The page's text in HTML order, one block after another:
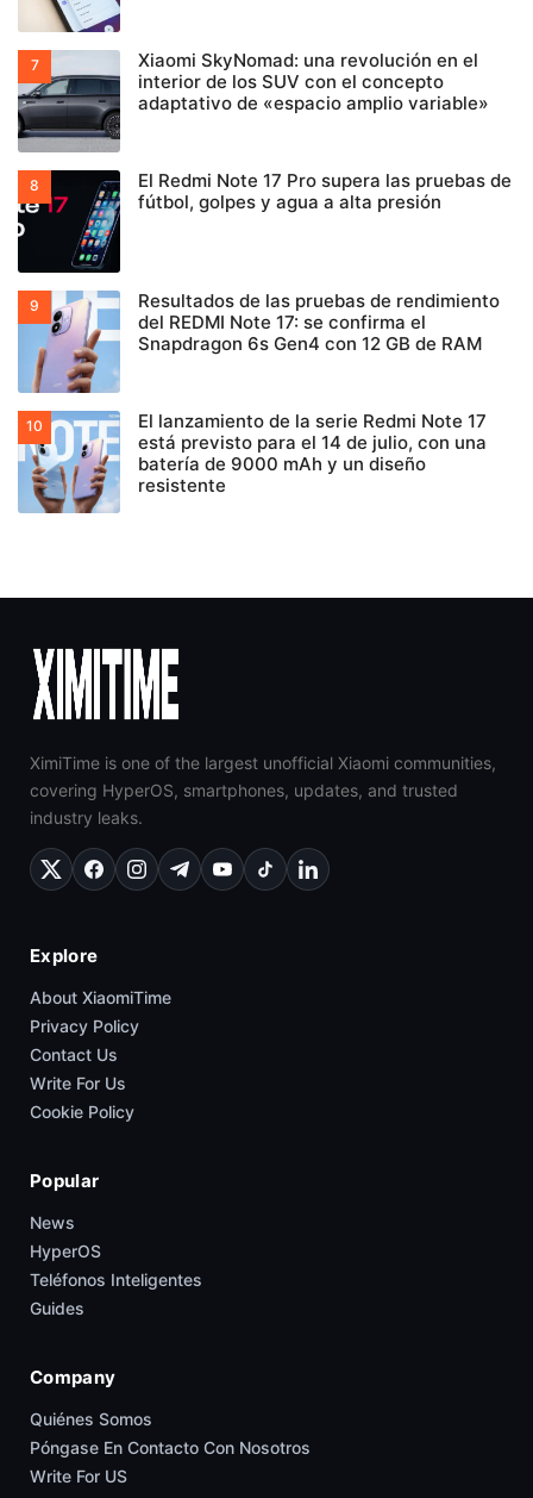
Xiaomi SkyNomad: una revolución en el
interior de los SUV con el concepto
adaptativo de «espacio amplio variable»
El Redmi Note 17 Pro supera las pruebas de
fútbol, golpes y agua a alta presión
Resultados de las pruebas de rendimiento
del REDMI Note 17: se confirma el
Snapdragon 6s Gen4 con 12 GB de RAM
El lanzamiento de la serie Redmi Note 17
está previsto para el 14 de julio, con una
batería de 9000 mAh y un diseño
resistente
XimiTime is one of the largest unofficial Xiaomi communities,
covering HyperOS, smartphones, updates, and trusted
industry leaks.
Explore
About XiaomiTime
Privacy Policy
Contact Us
Write For Us
Cookie Policy
Popular
News
HyperOS
Teléfonos Inteligentes
Guides
Company
Quiénes Somos
Póngase En Contacto Con Nosotros
Write For US